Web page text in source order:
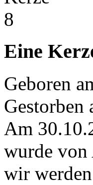
Eine
Geboren
Gestorben
Am
wurde von
wir